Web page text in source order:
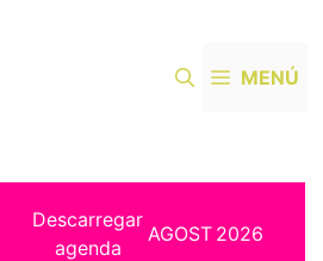
MENÚ
Descarregar
agenda
AGOST 2026